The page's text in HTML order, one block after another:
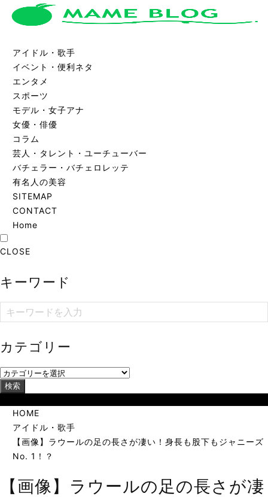
アイドル・歌手
イベント・便利ネタ
エンタメ
スポーツ
モデル・女子アナ
女優・俳優
コラム
芸人・タレント・ユーチューバー
バチェラー・バチェロレッテ
有名人の美容
SITEMAP
CONTACT
Home
CLOSE
キーワード
カテゴリー
検索
HOME
アイドル・歌手
【画像】ラウールの足の長さが凄い！身長も股下もジャニーズ
No. 1！？
【画像】ラウールの足の長さが凄